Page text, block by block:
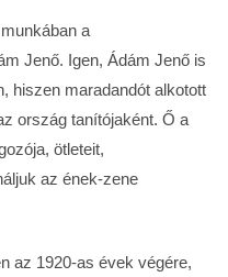
a
Jenő. Igen, Ádám Jenő is
hiszen maradandót alkotott
ország tanítójaként. Ő a
ötleteit,
az ének-zene
az 1920-as évek végére,